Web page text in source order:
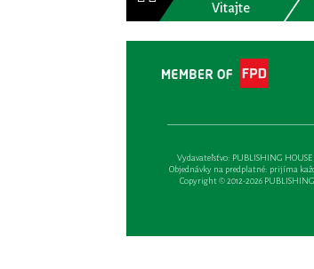
Vitajte
Vydavateľsťvo: PUBLISHING HOUSE
Objednávky na predplatné: prijíma
Copyright © 2012-2026